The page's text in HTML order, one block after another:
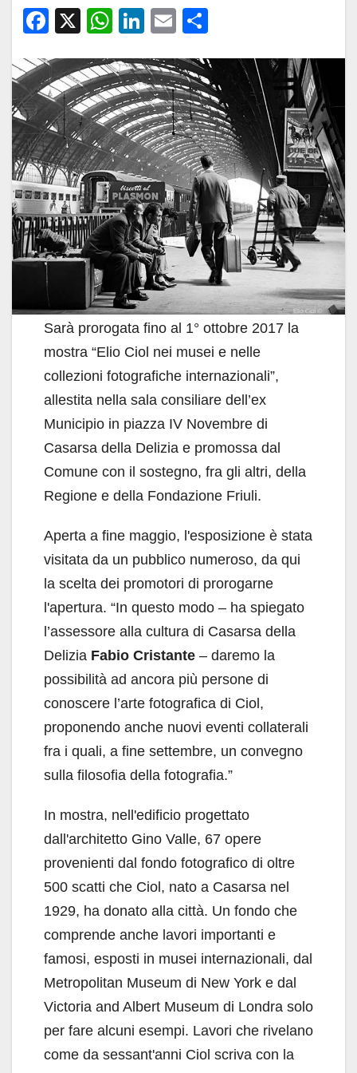
F
c
e
b
o
o
k
X
W
at
s
A
p
p
Li
k
e
dI
n
E
ail n
di
vi
di
Sarà prorogata fino al 1° ottobre 2017 la
mostra “Elio Ciol nei musei e nelle
collezioni fotografiche internazionali”,
allestita nella sala consiliare dell’ex
Municipio in piazza IV Novembre di
Casarsa della Delizia e promossa dal
Comune con il sostegno, fra gli altri, della
Regione e della Fondazione Friuli.
Aperta a fine maggio, l'esposizione è stata
visitata da un pubblico numeroso, da qui
la scelta dei promotori di prorogarne
l'apertura. “In questo modo – ha spiegato
l’assessore alla cultura di Casarsa della
Delizia Fabio Cristante – daremo la
possibilità ad ancora più persone di
conoscere l’arte fotografica di Ciol,
proponendo anche nuovi eventi collaterali
fra i quali, a fine settembre, un convegno
sulla filosofia della fotografia.”
In mostra, nell'edificio progettato
dall'architetto Gino Valle, 67 opere
provenienti dal fondo fotografico di oltre
500 scatti che Ciol, nato a Casarsa nel
1929, ha donato alla città. Un fondo che
comprende anche lavori importanti e
famosi, esposti in musei internazionali, dal
Metropolitan Museum di New York e dal
Victoria and Albert Museum di Londra solo
per fare alcuni esempi. Lavori che rivelano
come da sessant'anni Ciol scriva con la